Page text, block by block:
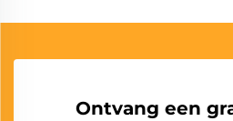
Ontvang een